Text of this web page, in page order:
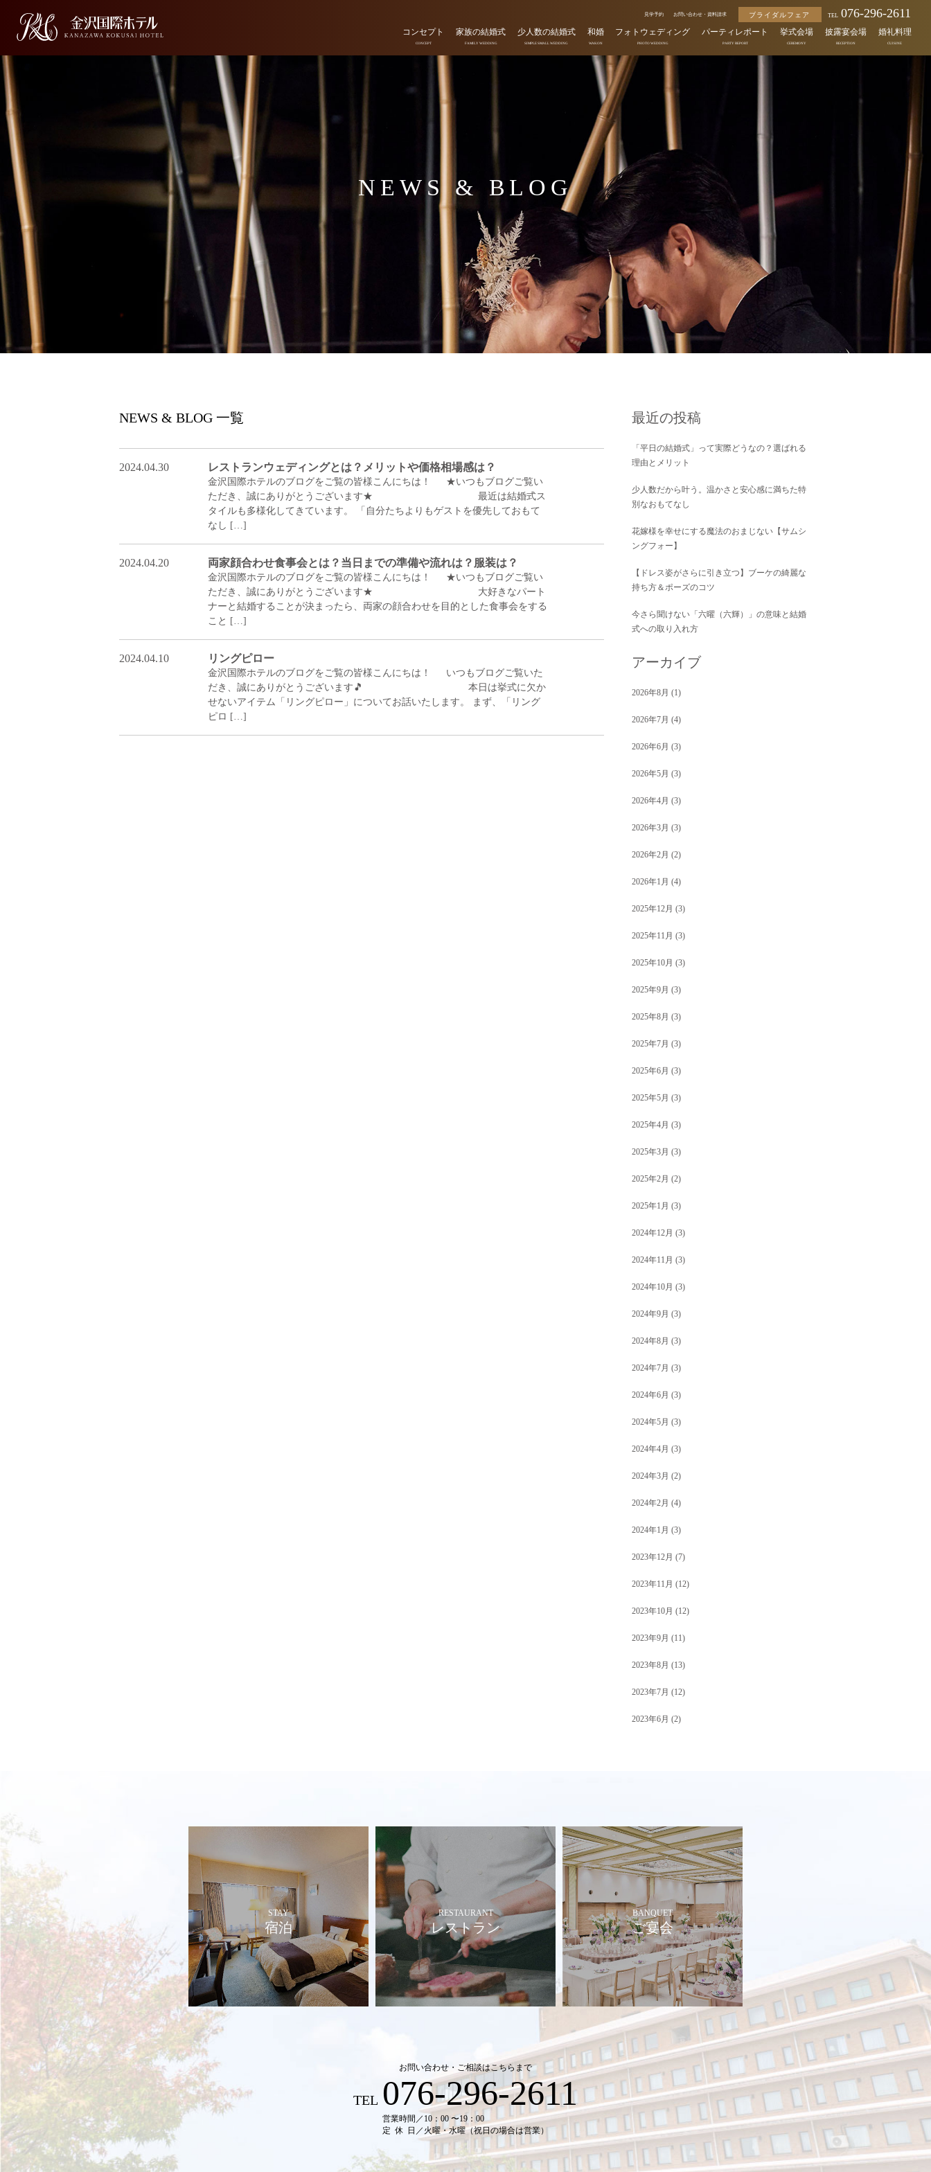
コンセプト
CONCEPT
家族の結婚式
FAMILY WEDDING
少人数の結婚式
SIMPLE SMALL WEDDING
和婚
WAKON
フォトウェディング
PHOTO WEDDING
パーティレポート
PARTY REPORT
挙式会場
CEREMONY
披露宴会場
RECEPTION
婚礼料理
CUISINE
見学予約 お問い合わせ・資料請求 ブライダルフェア TEL 076-296-2611
NEWS & BLOG
NEWS & BLOG 一覧
2024.04.30 レストランウェディングとは？メリットや価格相場感は？
金沢国際ホテルのブログをご覧の皆様こんにちは！ ★いつもブログご覧い
ただき、誠にありがとうございます★ 最近は結婚式ス
タイルも多様化してきています。 「自分たちよりもゲストを優先しておもて
なし […]
2024.04.20 両家顔合わせ食事会とは？当日までの準備や流れは？服装は？
金沢国際ホテルのブログをご覧の皆様こんにちは！ ★いつもブログご覧い
ただき、誠にありがとうございます★ 大好きなパート
ナーと結婚することが決まったら、両家の顔合わせを目的とした食事会をする
こと […]
2024.04.10 リングピロー
金沢国際ホテルのブログをご覧の皆様こんにちは！ いつもブログご覧いた
だき、誠にありがとうございます🎵 本日は挙式に欠か
せないアイテム「リングピロー」についてお話いたします。 まず、「リング
ピロ […]
最近の投稿
「平日の結婚式」って実際どうなの？選ばれる
理由とメリット
少人数だから叶う。温かさと安心感に満ちた特
別なおもてなし
花嫁様を幸せにする魔法のおまじない【サムシ
ングフォー】
【ドレス姿がさらに引き立つ】ブーケの綺麗な
持ち方＆ポーズのコツ
今さら聞けない「六曜（六輝）」の意味と結婚
式への取り入れ方
アーカイブ
2026年8月 (1)
2026年7月 (4)
2026年6月 (3)
2026年5月 (3)
2026年4月 (3)
2026年3月 (3)
2026年2月 (2)
2026年1月 (4)
2025年12月 (3)
2025年11月 (3)
2025年10月 (3)
2025年9月 (3)
2025年8月 (3)
2025年7月 (3)
2025年6月 (3)
2025年5月 (3)
2025年4月 (3)
2025年3月 (3)
2025年2月 (2)
2025年1月 (3)
2024年12月 (3)
2024年11月 (3)
2024年10月 (3)
2024年9月 (3)
2024年8月 (3)
2024年7月 (3)
2024年6月 (3)
2024年5月 (3)
2024年4月 (3)
2024年3月 (2)
2024年2月 (4)
2024年1月 (3)
2023年12月 (7)
2023年11月 (12)
2023年10月 (12)
2023年9月 (11)
2023年8月 (13)
2023年7月 (12)
2023年6月 (2)
STAY
宿泊
RESTAURANT
レストラン
BANQUET
ご宴会
お問い合わせ・ご相談はこちらまで
TEL 076-296-2611
営業時間 ／10：00 〜19：00
定休日 ／火曜・水曜（祝日の場合は営業）